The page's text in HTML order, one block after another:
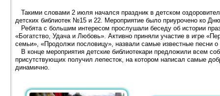
Такими словами 2 июля начался праздник в детском
детских библиотек №15 и 22. Мероприятие было приурочено ко
Ребята с большим интересом прослушали беседу об истории
«Богатство, Удача и Любовь». Активно приняли участие в игре
семьи», «Продолжи пословицу», назвали самые известные песни
В конце мероприятия детские библиотекари предложили всем
присутствующих получил лепесток, на котором написал самые
динамично.